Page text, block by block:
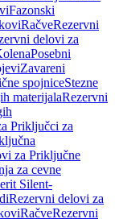
Fazonski
RačveRezervni
delovi za
Posebni
Zavareni
spojniceStezne
materijalaRezervni
Priključci za
za Priključne
za cevne
Silent-
Rezervni delovi za
RačveRezervni